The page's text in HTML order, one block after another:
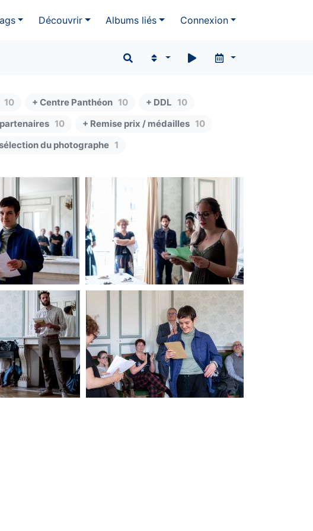
Découvrir Albums liés Connexion
10 + Centre Panthéon 10 + DDL 10
10 + Remise prix / médailles 10
du photographe 1